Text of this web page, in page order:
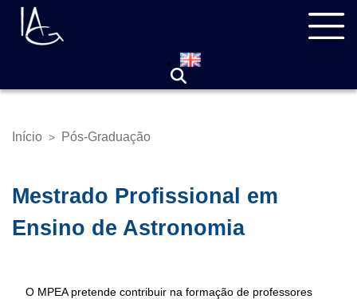
Pular
para
Trilha
Início > Pós-Graduação
Mestrado Profissional em
Ensino de Astronomia
O MPEA pretende contribuir na formação de professores